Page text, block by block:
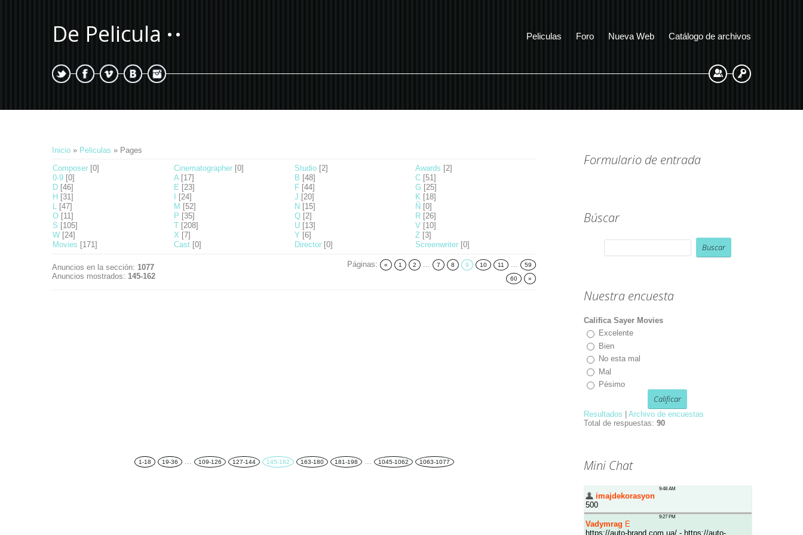
De Pelicula Peliculas Foro Nueva Web Catálogo de archivos
Registrarse
Inicio » Peliculas » Pages
Composer [0] Cinematographer [0] Studio [2] Awards [2]
0-9 [0] A [17] B [48] C [51]
D [46] E [23] F [44] G [25]
H [31] [24] J [20] K [18]
L [47] M [52] N [15] Ñ [0]
O [11] P [35] Q [2] R [26]
S [105] T [208] U [13] V [10]
W [24] X [7] Y [6] Z [3]
Movies [171] Cast [0] Director [0] Screenwriter [0]
Anuncios en la sección: 1077
Anuncios mostrados: 145-162
Páginas: « 1 2 ... 7 8 9 10 11 ... 59
60 »
1-18 19-36 ... 109-126 127-144 145-162 163-180 181-198 ... 1045-1062 1063-1077
Formulario de entrada
Búscar
Nuestra encuesta
Califica Sayer Movies
Excelente
Bien
No esta mal
Mal
Pésimo
Resultados
Archivo de encuestas
Total de respuestas: 90
Mini Chat